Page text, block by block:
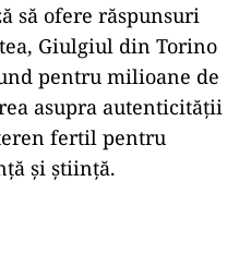
să ofere răspunsuri
Giulgiul din Torino
pentru milioane de
asupra autenticității
fertil pentru
și știință.